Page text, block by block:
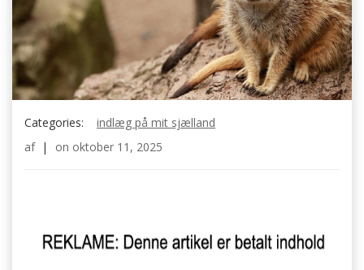
Categories:
indlæg på mit sjælland
af | on oktober 11, 2025